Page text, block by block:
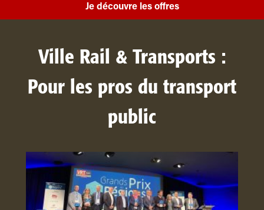
Je découvre les offres
Ville Rail & Transports :
Pour les pros du transport
public